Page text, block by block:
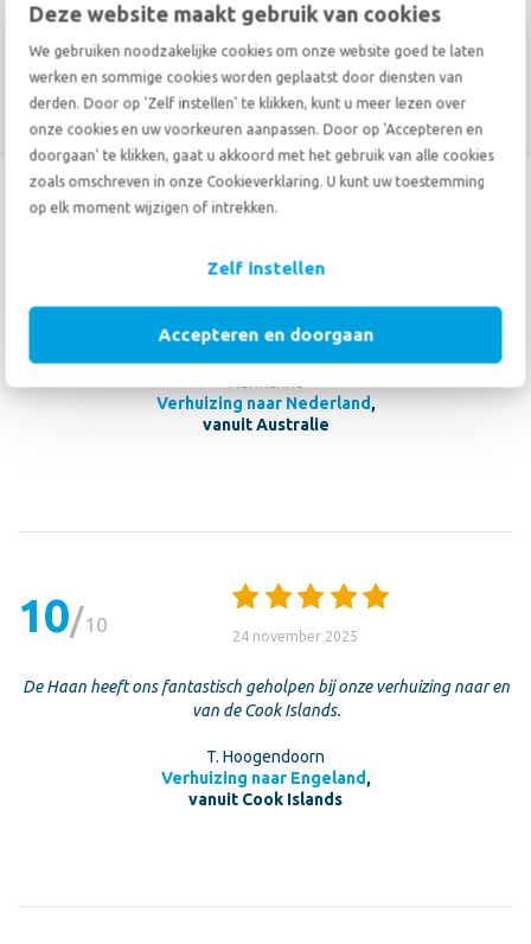
Deze website maakt gebruik van cookies
We gebruiken noodzakelijke cookies om onze website goed te laten
werken en sommige cookies worden geplaatst door diensten van
derden. Door op 'Zelf instellen' te klikken, kunt u meer lezen over
onze cookies en uw voorkeuren aanpassen. Door op 'Accepteren en
doorgaan' te klikken, gaat u akkoord met het gebruik van alle cookies
zoals omschreven in onze Cookieverklaring. U kunt uw toestemming
op elk moment wijzigen of intrekken.
Zelf instellen
Accepteren en doorgaan
Verhuizen naar Indonesië
Verhuizen naar Australië
10
weer voor hun service gekozen. Communicatie is geweldig en
reacties op vragen supersnel. Zeer vakkundigheid bedrijf.
Verhuizing naar Nederland ,
vanuit Australie
10 10
24 november 2025
De Haan heeft ons fantastisch geholpen bij onze verhuizing naar en
van de Cook Islands.
T. Hoogendoorn
Verhuizing naar Engeland ,
vanuit Cook Islands